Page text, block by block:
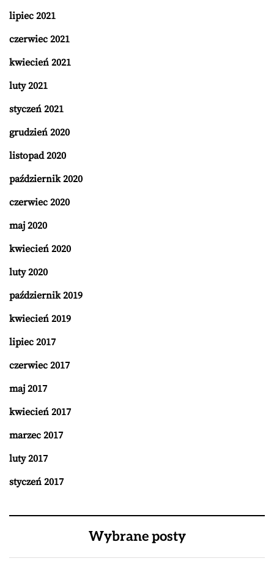
lipiec 2021
czerwiec 2021
kwiecień 2021
luty 2021
styczeń 2021
grudzień 2020
listopad 2020
październik 2020
czerwiec 2020
maj 2020
kwiecień 2020
luty 2020
październik 2019
kwiecień 2019
lipiec 2017
czerwiec 2017
maj 2017
kwiecień 2017
marzec 2017
luty 2017
styczeń 2017
Wybrane posty